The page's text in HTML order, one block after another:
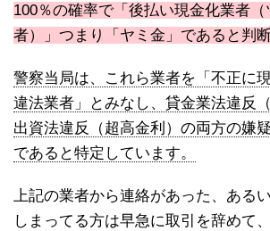
100％の確率で「後払い現金化業者
者）」つまり「ヤミ金」であると判断
警察当局は、これら業者を「不正に
違法業者」とみなし、貸金業法違反
出資法違反（超高金利）の両方の嫌
であると特定しています。
上記の業者から連絡があった、ある
しまってる方は早急に取引を辞めて、